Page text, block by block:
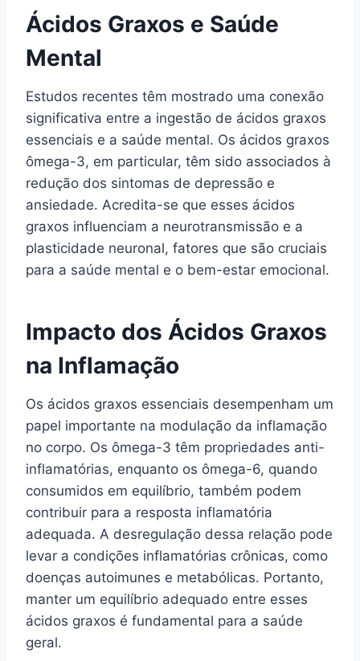
Ácidos Graxos e Saúde
Mental
Estudos recentes têm mostrado uma conexão
significativa entre a ingestão de ácidos graxos
essenciais e a saúde mental. Os ácidos graxos
ômega-3, em particular, têm sido associados à
redução dos sintomas de depressão e
ansiedade. Acredita-se que esses ácidos
graxos influenciam a neurotransmissão e a
plasticidade neuronal, fatores que são cruciais
para a saúde mental e o bem-estar emocional.
Impacto dos Ácidos Graxos
na Inflamação
Os ácidos graxos essenciais desempenham um
papel importante na modulação da inflamação
no corpo. Os ômega-3 têm propriedades anti-
inflamatórias, enquanto os ômega-6, quando
consumidos em equilíbrio, também podem
contribuir para a resposta inflamatória
adequada. A desregulação dessa relação pode
levar a condições inflamatórias crônicas, como
doenças autoimunes e metabólicas. Portanto,
manter um equilíbrio adequado entre esses
ácidos graxos é fundamental para a saúde
geral.